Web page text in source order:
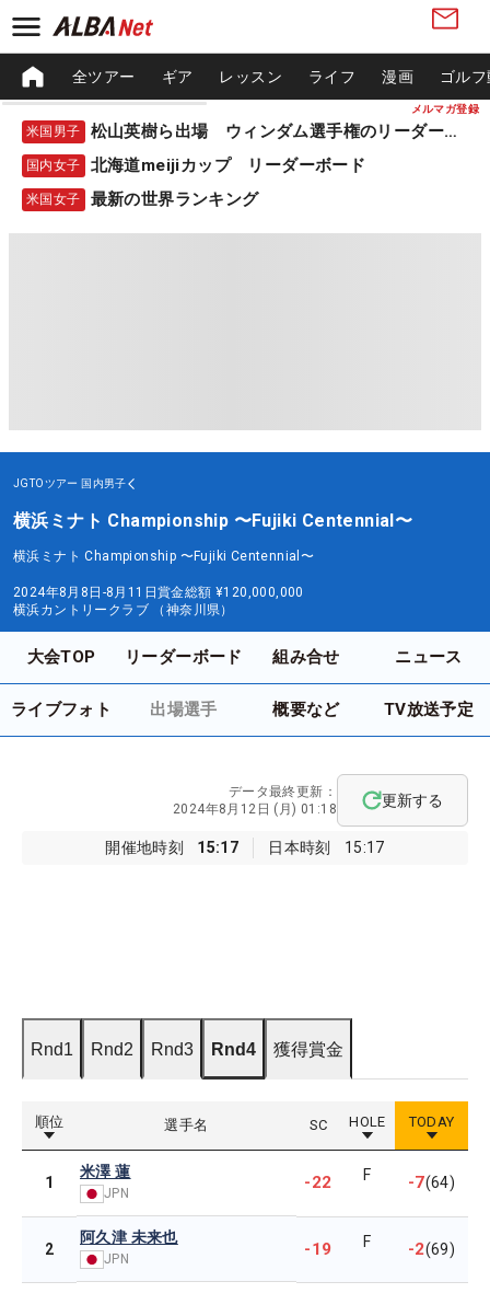
メルマガ登録
全ツアー ギア レッスン ライフ 漫画 ゴル
米国男子 松山英樹ら出場 ウィンダム選手権のリーダーボード
国内女子 北海道meijiカップ リーダーボード
米国女子 最新の世界ランキング
JGTOツアー 国内男子
横浜ミナト Championship 〜Fujiki Centennial〜
横浜ミナト Championship 〜Fujiki Centennial〜
2024年8月8日-8月11日賞金総額 ¥120,000,000
横浜カントリークラブ （神奈川県）
大会TOP リーダーボード 組み合せ ニュース
ライブフォト 出場選手 概要など TV放送予定
開催地時刻 15:17 日本時刻 15:17
データ最終更新：
2024年8月12日 (月) 01:18
更新する
Rnd1 Rnd2 Rnd3 Rnd4 獲得賞金
順位 選手名 SC HOLE TODAY
1
米澤 蓮
JPN
-22 F -7(64)
2
阿久津 未来也
JPN -19 F -2(69)